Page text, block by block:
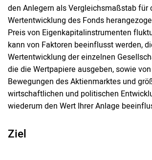
den Anlegern als Vergleichsmaßstab für
Wertentwicklung des Fonds
Preis von Eigenkapitalinstrumenten
kann von Faktoren beeinflusst werden,
Wertentwicklung der einzelnen
die die Wertpapiere ausgeben, sowie
Bewegungen des Aktienmarktes und
wirtschaftlichen und politischen
wiederum den Wert Ihrer Anlage
Ziel